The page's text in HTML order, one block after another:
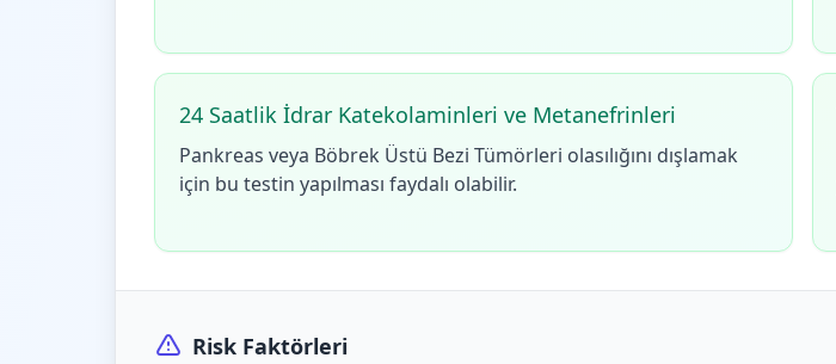
24 Saatlik İdrar Katekolaminleri ve Metanefrinleri
Pankreas veya Böbrek Üstü Bezi Tümörleri olasılığını dışlamak
için bu testin yapılması faydalı olabilir.
Risk Faktörleri